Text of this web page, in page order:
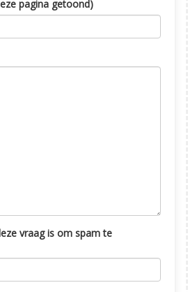
pagina getoond)
vraag is om spam te